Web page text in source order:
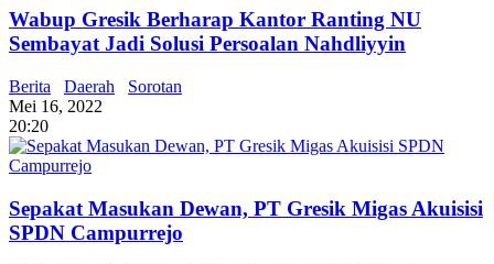
Wabup Gresik Berharap Kantor Ranting NU
Sembayat Jadi Solusi Persoalan Nahdliyyin
Berita Daerah
Sorotan
Mei 16, 2022
20:20
Sepakat Masukan Dewan, PT Gresik Migas Akuisisi
SPDN Campurrejo